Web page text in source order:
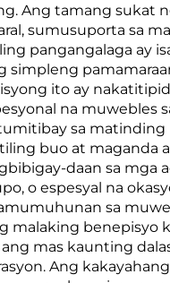
Ang tamang
sumusuporta sa
pangangalaga ay
ito ay
na
sa
buo at
daan sa mga
o espesyal na
sa
malaking
mas kaunting
Ang